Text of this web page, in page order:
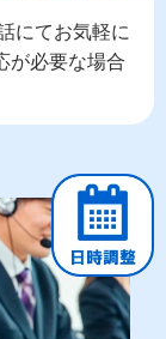
にてお気軽に
が必要な場合